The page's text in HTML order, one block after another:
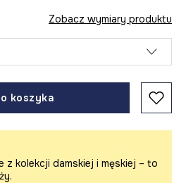
Zobacz wymiary produktu
koszyka
z kolekcji damskiej i męskiej – to